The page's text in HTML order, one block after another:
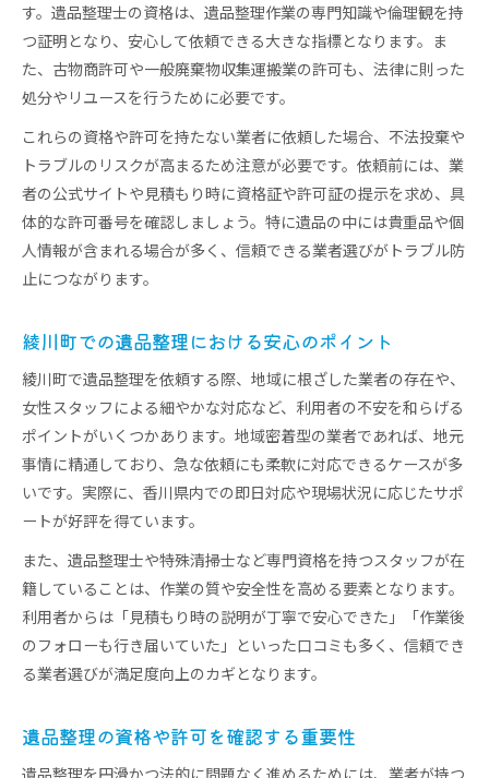
す。遺品整理士の資格は、遺品整理作業の専門知識や倫理観を持
つ証明となり、安心して依頼できる大きな指標となります。ま
た、古物商許可や一般廃棄物収集運搬業の許可も、法律に則った
処分やリユースを行うために必要です。
これらの資格や許可を持たない業者に依頼した場合、不法投棄や
トラブルのリスクが高まるため注意が必要です。依頼前には、業
者の公式サイトや見積もり時に資格証や許可証の提示を求め、具
体的な許可番号を確認しましょう。特に遺品の中には貴重品や個
人情報が含まれる場合が多く、信頼できる業者選びがトラブル防
止につながります。
綾川町での遺品整理における安心のポイント
綾川町で遺品整理を依頼する際、地域に根ざした業者の存在や、
女性スタッフによる細やかな対応など、利用者の不安を和らげる
ポイントがいくつかあります。地域密着型の業者であれば、地元
事情に精通しており、急な依頼にも柔軟に対応できるケースが多
いです。実際に、香川県内での即日対応や現場状況に応じたサポ
ートが好評を得ています。
また、遺品整理士や特殊清掃士など専門資格を持つスタッフが在
籍していることは、作業の質や安全性を高める要素となります。
利用者からは「見積もり時の説明が丁寧で安心できた」「作業後
のフォローも行き届いていた」といった口コミも多く、信頼でき
る業者選びが満足度向上のカギとなります。
遺品整理の資格や許可を確認する重要性